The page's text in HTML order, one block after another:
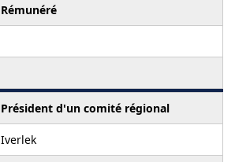
Rémunéré
Président d'un comité régional
Iverlek